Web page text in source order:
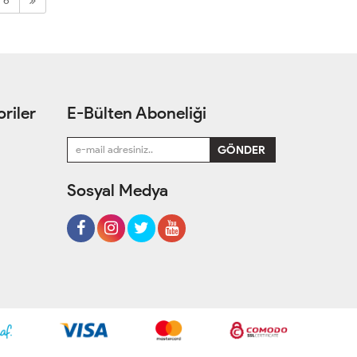
E-Bülten Aboneliği
Sosyal Medya